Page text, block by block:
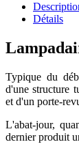
Détails
Typique du
d'une structure
et d'un porte-
L'abat-jour,
dernier produit